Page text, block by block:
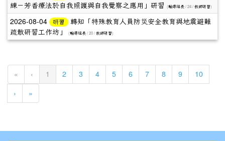
練－芳香療法於自我照護與自我覺察之應用」研習 (輔導組長 / 24 / 教師研習)
2026-08-04 研習
轉知「特殊教育人員防災安全教育與地震避難
疏散研習工作坊」
(輔導組長 / 20 / 教師研習)
« ‹ 1 (current)
2 3 4 5 6 7 8 9 10
› »